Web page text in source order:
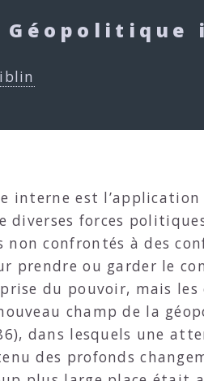
Géopolitique
interne est
forces
non confrontés à des
prendre ou garder le
du pouvoir, mais
champ de la
dans lesquels une
des profonds